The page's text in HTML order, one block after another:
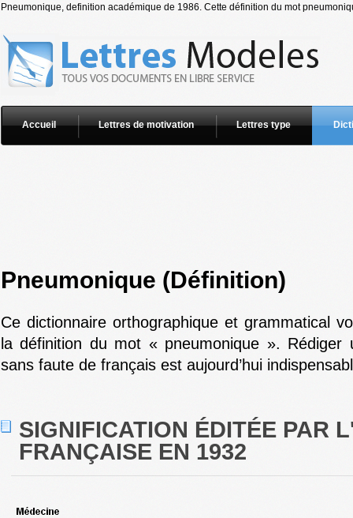
Pneumonique, definition académique de 1986. Cette définition du mot
Accueil Lettres de motivation Lettres type
Pneumonique (Définition)
Ce dictionnaire orthographique et grammatical
la définition du mot « pneumonique ». Rédiger
sans faute de français est aujourd’hui
SIGNIFICATION ÉDITÉE PAR
FRANÇAISE EN 1932